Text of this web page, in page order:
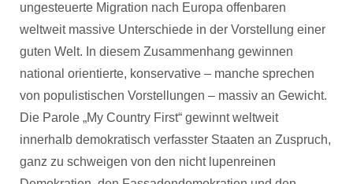
ungesteuerte Migration nach Europa offenbaren
weltweit massive Unterschiede in der Vorstellung einer
guten Welt. In diesem Zusammenhang gewinnen
national orientierte, konservative – manche sprechen
von populistischen Vorstellungen – massiv an Gewicht.
Die Parole „My Country First“ gewinnt weltweit
innerhalb demokratisch verfasster Staaten an Zuspruch,
ganz zu schweigen von den nicht lupenreinen